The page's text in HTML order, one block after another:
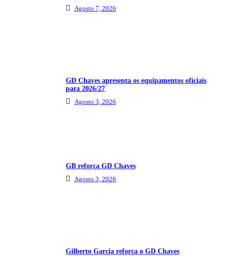
Agosto 7, 2026
GD Chaves apresenta os equipamentos oficiais
para 2026/27
Agosto 3, 2026
GB reforça GD Chaves
Agosto 3, 2026
Gilberto Garcia reforça o GD Chaves